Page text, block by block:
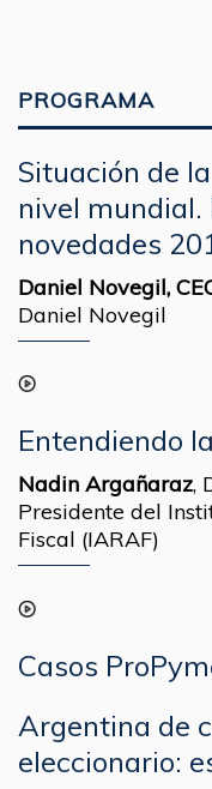
PROGRAMA
Situación de
nivel mundial.
novedades
Daniel Novegil,
Daniel Novegil
Entendiendo
Nadin Argañaraz,
Presidente del
Fiscal (IARAF)
Casos
Argentina de
eleccionario: